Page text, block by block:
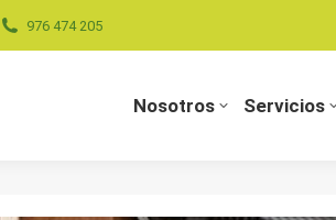
976 474 205
Nosotros Servicios